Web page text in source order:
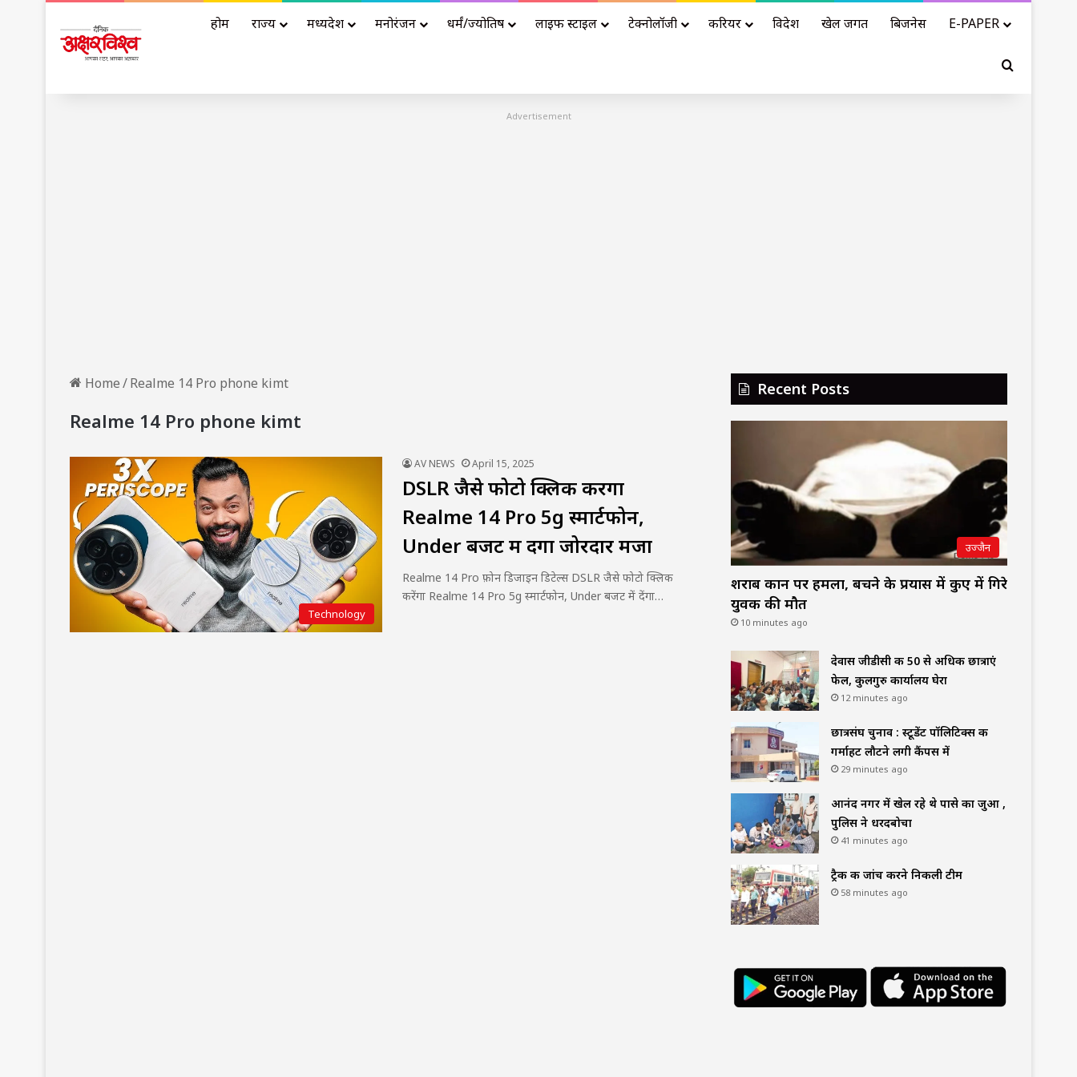
होम राज्य मध्यप्रदेश मनोरंजन धर्मं/ज्योतिष लाइफ स्टाइल टेक्नोलॉजी करियर विदेश खेल जगत बिजनेस E-PAPER
Search for
Advertisement
Home/Realme 14 Pro phone kimt
Realme 14 Pro phone kimt
Technology
AV NEWS April 15, 2025
DSLR जैसे फोटो क्लिक करेंगा
Realme 14 Pro 5g स्मार्टफोन,
Under बजट में देंगा जोरदार मजा
Realme 14 Pro फ़ोन डिजाइन डिटेल्स DSLR जैसे फोटो क्लिक
करेंगा Realme 14 Pro 5g स्मार्टफोन, Under बजट में देंगा…
Recent Posts
उज्जैन
शराब दुकान पर हमला, बचने के प्रयास में कुए में गिरे
युवक की मौत
10 minutes ago
देवास जीडीसी की 50 से अधिक छात्राएं
फेल, कुलगुरु कार्यालय घेरा
12 minutes ago
छात्रसंघ चुनाव : स्टूडेंट पॉलिटिक्स की
गर्माहट लौटने लगी कैंपस में
29 minutes ago
आनंद नगर में खेल रहे थे पासे का जुआ ,
पुलिस ने धरदबोचा
41 minutes ago
ट्रैक की जांच करने निकली टीम
58 minutes ago